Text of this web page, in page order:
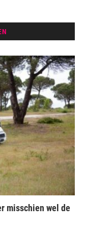
misschien wel de